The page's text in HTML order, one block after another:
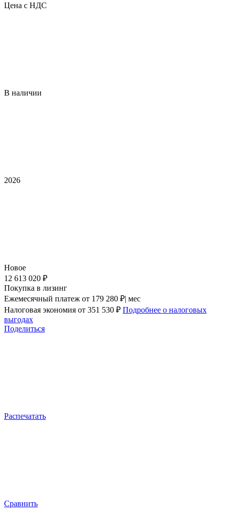
Цена с НДС
В наличии
2026
Новое
12 613 020 ₽
Покупка в лизинг
Ежемесячный платеж от 179 280 ₽| мес
Налоговая экономия от 351 530 ₽ Подробнее о налоговых
выгодах
Поделиться
Распечатать
Сравнить